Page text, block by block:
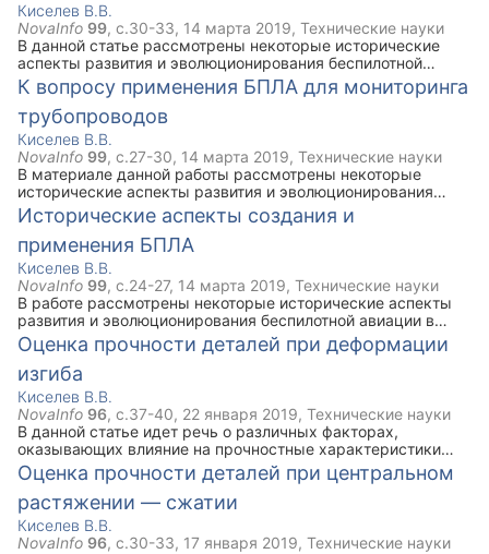
Киселев В.В.
NovaInfo 99, с.30-33, 14 марта 2019, Технические науки
В данной статье рассмотрены некоторые исторические
аспекты развития и эволюционирования беспилотной
авиации в России и за рубежом. Сформулированы
предложения о перспективности развития данного
направления в Российской Федерации с целью
мониторинга объектов нефтегазового комплекса.
К вопросу применения БПЛА для мониторинга
трубопроводов
Киселев В.В.
NovaInfo 99, с.27-30, 14 марта 2019, Технические науки
В материале данной работы рассмотрены некоторые
исторические аспекты развития и эволюционирования
беспилотной авиации в России и за рубежом.
Сформулированы предложения о перспективности
развития данного направления в Российской Федерации с
целью мониторинга объектов нефтегазового комплекса.
Исторические аспекты создания и
применения БПЛА
Киселев В.В.
NovaInfo 99, с.24-27, 14 марта 2019, Технические науки
В работе рассмотрены некоторые исторические аспекты
развития и эволюционирования беспилотной авиации в
России и за рубежом. Сформулированы предложения о
перспективности развития данного направления в
Российской Федерации с целью мониторинга объектов
нефтегазового комплекса.
Оценка прочности деталей при деформации
изгиба
Киселев В.В.
NovaInfo 96, с.37-40, 22 января 2019, Технические науки
В данной статье идет речь о различных факторах,
оказывающих влияние на прочностные характеристики
балок при поперечном изгибе. Разобраны различные
факторы, определены наиболее и наименее значимые
факторы. Даны рекомендации по определению
оптимальных параметров при расчете балок на прочность.
Оценка прочности деталей при центральном
растяжении — сжатии
Киселев В.В.
NovaInfo 96, с.30-33, 17 января 2019, Технические науки